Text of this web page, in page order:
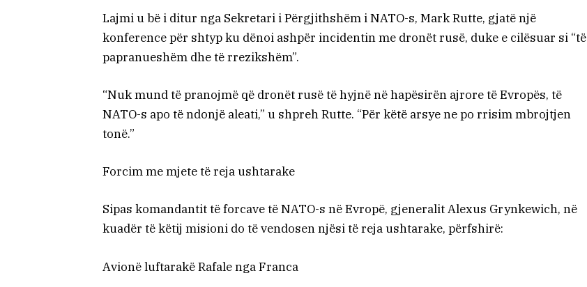
Lajmi u bë i ditur nga Sekretari i Përgjithshëm i NATO-s, Mark Rutte, gjatë një
konference për shtyp ku dënoi ashpër incidentin me dronët rusë, duke e cilësuar si “të
papranueshëm dhe të rrezikshëm”.
“Nuk mund të pranojmë që dronët rusë të hyjnë në hapësirën ajrore të Evropës, të
NATO-s apo të ndonjë aleati,” u shpreh Rutte. “Për këtë arsye ne po rrisim mbrojtjen
tonë.”
Forcim me mjete të reja ushtarake
Sipas komandantit të forcave të NATO-s në Evropë, gjeneralit Alexus Grynkewich, në
kuadër të këtij misioni do të vendosen njësi të reja ushtarake, përfshirë:
Avionë luftarakë Rafale nga Franca